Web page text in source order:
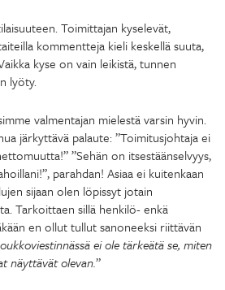
Toimittajan kyselevät,
kommentteja kieli keskellä suuta,
kyse on vain leikistä, tunnen
lyöty.
valmentajan mielestä varsin hyvin.
järkyttävä palaute: ”Toimitusjohtaja ei
”Sehän on itsestäänselvyys,
parahdan! Asiaa ei kuitenkaan
sijaan olen löpissyt jotain
Tarkoittaen sillä henkilö- enkä
en ollut tullut sanoneeksi riittävän
ei ole tärkeätä se, miten
näyttävät olevan.”